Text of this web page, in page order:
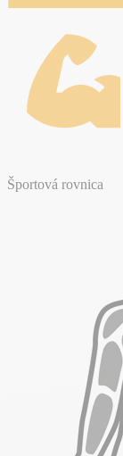
Športová rovnica